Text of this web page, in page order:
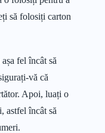
să folosiți carton
fel încât să
vă că
Apoi, luați o
astfel încât să